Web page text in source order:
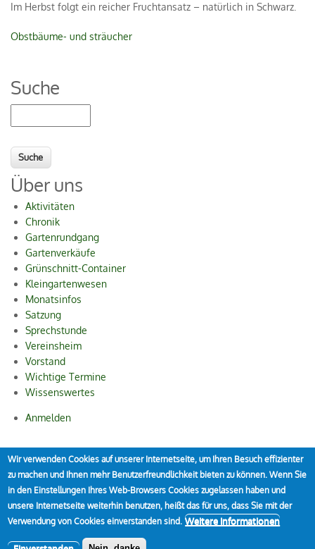
Im Herbst folgt ein reicher Fruchtansatz – natürlich in Schwarz.
Obstbäume- und sträucher
Suche
Über uns
Aktivitäten
Chronik
Gartenrundgang
Gartenverkäufe
Grünschnitt-Container
Kleingartenwesen
Monatsinfos
Satzung
Sprechstunde
Vereinsheim
Vorstand
Wichtige Termine
Wissenswertes
User
account
menu
Anmelden
© 2009 - 2026 by Kleingärtner-Verein Styrum e. V., Friesenstraße
67, 45476 Mülheim an der Ruhr
Wir verwenden Cookies auf unserer Internetseite, um Ihren Besuch effizienter
zu machen und Ihnen mehr Benutzerfreundlichkeit bieten zu können. Wenn Sie
in den Einstellungen Ihres Web-Browsers Cookies zugelassen haben und
unsere Internetseite weiterhin benutzen, heißt das für uns, dass Sie mit der
Verwendung von Cookies einverstanden sind. Weitere Informationen